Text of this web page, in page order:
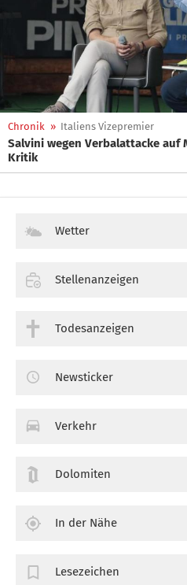
Chronik » Italiens Vizepremier
Salvini wegen Verbalattacke auf
Kritik
Wetter
Stellenanzeigen
Todesanzeigen
Newsticker
Verkehr
Dolomiten
In der Nähe
Lesezeichen